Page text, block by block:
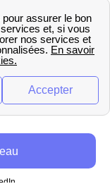
Strasbourg